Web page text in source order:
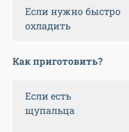
Если нужно быстро
охладить
Как приготовить?
Если есть
щупальца